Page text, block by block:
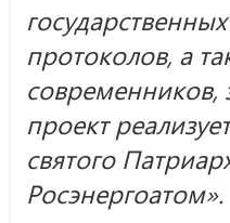
протоколов, а
современников,
проект
святого
Росэнергоатом».